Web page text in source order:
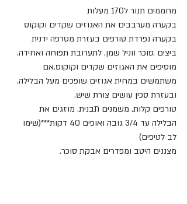
מחממים תנור ל170 מעלות
בקערה מערבבים את האגוזים שקדים וקוקוס
בקערה נפרדת טורפים בעזרת מטרפה ידנית
ביצים .סוכר ווניל שמן. לתערובת תפוחה ואחידה.
מוסיפים את האגוזים שקדים וקוקוס.אם
משתמשים במחית אגוזים שופכים מעל הבלילה.
ובעזרת סכין עושים צורת שיש.
טורפים קלות. משמנים תבנית. מוזגים את
הבלילה עד 3/4 גובה ואופים 40 דקות***(שימו
לב לטיפים)
מצננים היטב ומפדרים אבקת סוכר.